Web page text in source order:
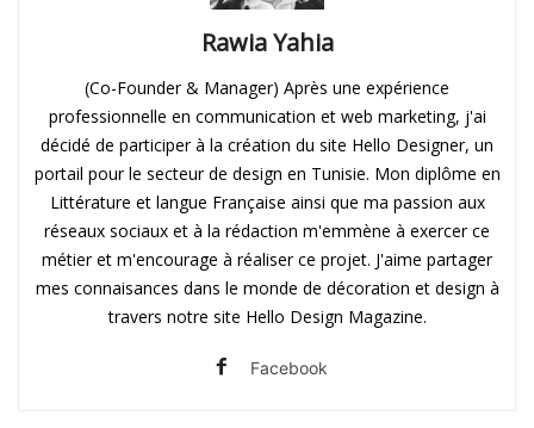
Rawia Yahia
(Co-Founder & Manager) Après une expérience
professionnelle en communication et web marketing, j'ai
décidé de participer à la création du site Hello Designer, un
portail pour le secteur de design en Tunisie. Mon diplôme en
Littérature et langue Française ainsi que ma passion aux
réseaux sociaux et à la rédaction m'emmène à exercer ce
métier et m'encourage à réaliser ce projet. J'aime partager
mes connaisances dans le monde de décoration et design à
travers notre site Hello Design Magazine.
Facebook